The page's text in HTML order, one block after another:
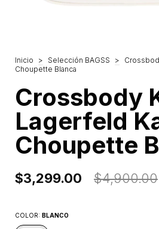
Inicio > Selección BAGSS >
Choupette Blanca
Crossbody
Lagerfeld
Choupette
$3,299.00 $4,900.00
COLOR: BLANCO